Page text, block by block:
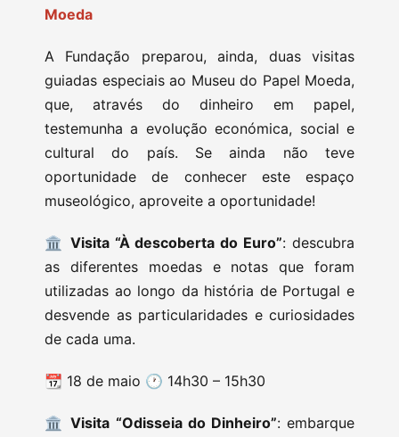
Moeda
A Fundação preparou, ainda, duas visitas
guiadas especiais ao Museu do Papel Moeda,
que, através do dinheiro em papel,
testemunha a evolução económica, social e
cultural do país. Se ainda não teve
oportunidade de conhecer este espaço
museológico, aproveite a oportunidade!
🏛️ Visita “À descoberta do Euro”: descubra
as diferentes moedas e notas que foram
utilizadas ao longo da história de Portugal e
desvende as particularidades e curiosidades
de cada uma.
📆 18 de maio 🕐 14h30 – 15h30
🏛️Visita “Odisseia do Dinheiro”: embarque